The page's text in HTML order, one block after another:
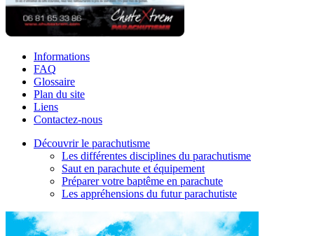
Informations
FAQ
Glossaire
Plan du site
Liens
Contactez-nous
Découvrir le parachutisme
Les différentes disciplines du parachutisme
Saut en parachute et équipement
Préparer votre baptême en parachute
Les appréhensions du futur parachutiste